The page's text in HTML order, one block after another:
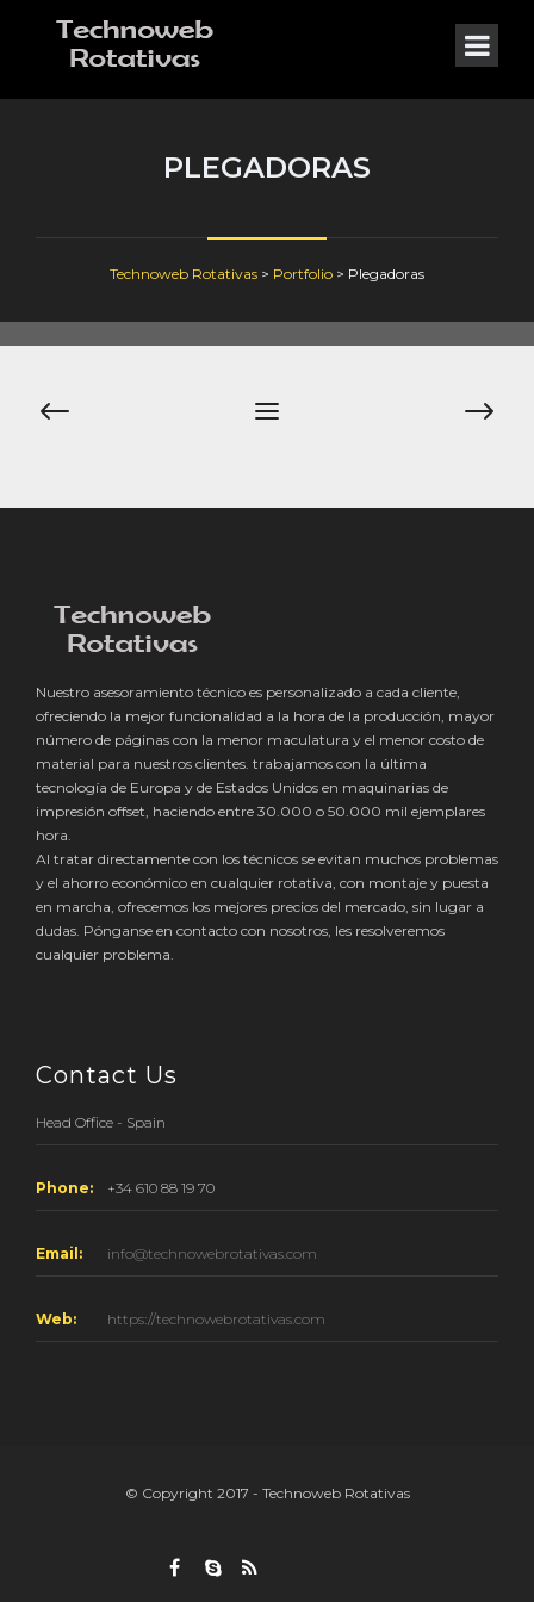
PLEGADORAS
Technoweb Rotativas > Portfolio > Plegadoras
Navegación
Nuestro asesoramiento técnico es personalizado a cada cliente,
ofreciendo la mejor funcionalidad a la hora de la producción, mayor
número de páginas con la menor maculatura y el menor costo de
material para nuestros clientes. trabajamos con la última
tecnología de Europa y de Estados Unidos en maquinarias de
impresión offset, haciendo entre 30.000 o 50.000 mil ejemplares
hora.
Al tratar directamente con los técnicos se evitan muchos problemas
y el ahorro económico en cualquier rotativa, con montaje y puesta
en marcha, ofrecemos los mejores precios del mercado, sin lugar a
dudas. Pónganse en contacto con nosotros, les resolveremos
cualquier problema.
Contact Us
Head Office - Spain
Phone: +34 610 88 19 70
Email: info@technowebrotativas.com
Web: https://technowebrotativas.com
© Copyright 2017 - Technoweb Rotativas